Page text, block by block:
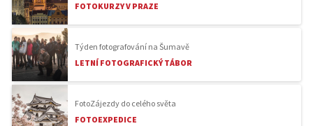
FOTOKURZY V PRAZE
Týden fotografování na Šumavě
LETNÍ FOTOGRAFICKÝ TÁBOR
FotoZájezdy do celého světa
FOTOEXPEDICE